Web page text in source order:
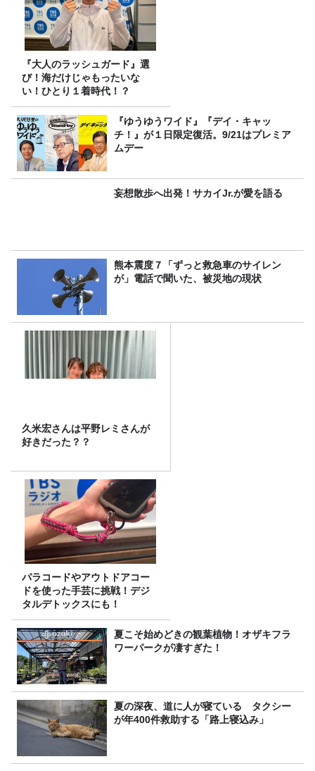
『大人のラッシュガード』選
び！海だけじゃもったいな
い！ひとり１着時代！？
『ゆうゆうワイド』『デイ・キャッ
チ！』が１日限定復活。9/21はプレミア
ムデー
妄想散歩へ出発！サカイJr.が愛を語る
熊本震度７「ずっと救急車のサイレン
が」電話で聞いた、被災地の現状
久米宏さんは平野レミさんが
好きだった？？
パラコードやアウトドアコー
ドを使った手芸に挑戦！デジ
タルデトックスにも！
夏こそ始めどきの観葉植物！オザキフラ
ワーパークが凄すぎた！
夏の深夜、道に人が寝ている タクシー
が年400件救助する「路上寝込み」